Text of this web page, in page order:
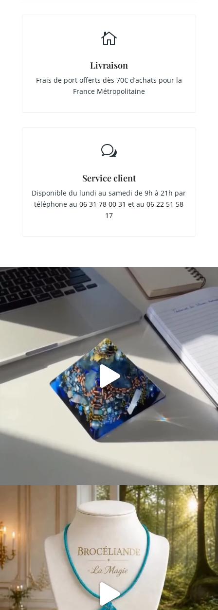

Livraison
Frais de port offerts dès 70€ d’achats pour la
France Métropolitaine
w
Service client
Disponible du lundi au samedi de 9h à 21h par
téléphone au06 31 78 00 31 et au06 22 51 58
17